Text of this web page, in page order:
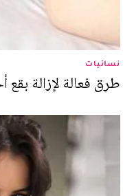
نسائيات
طرق فعالة لإزالة بقع